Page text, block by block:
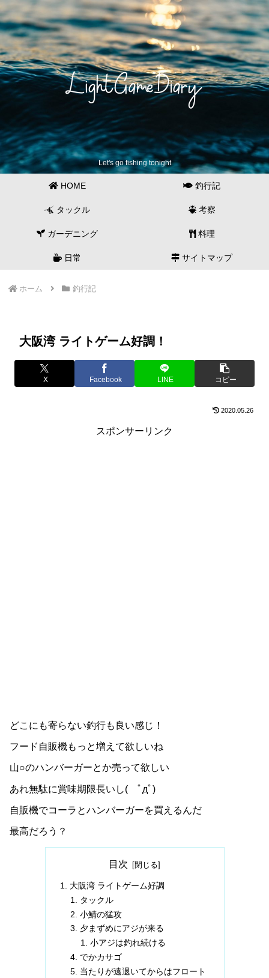
Let's go fishing tonight
HOME 釣行記
タックル 考察
ガーデニング 料理
日常 サイトマップ
ホーム 釣行記
大阪湾 ライトゲーム好調！
X Facebook LINE コピー
2020.05.26
スポンサーリンク
どこにも寄らない釣行も良い感じ！
フード自販機もっと増えて欲しいね
山○のハンバーガーとか売って欲しい
あれ無駄に賞味期限長いし( ﾟдﾟ)
自販機でコーラとハンバーガーを買えるんだ
最高だろう？
目次
大阪湾 ライトゲーム好調
タックル
小鯖の猛攻
夕まずめにアジが来る
小アジは釣れ続ける
でかカサゴ
当たりが遠退いてからはフロート